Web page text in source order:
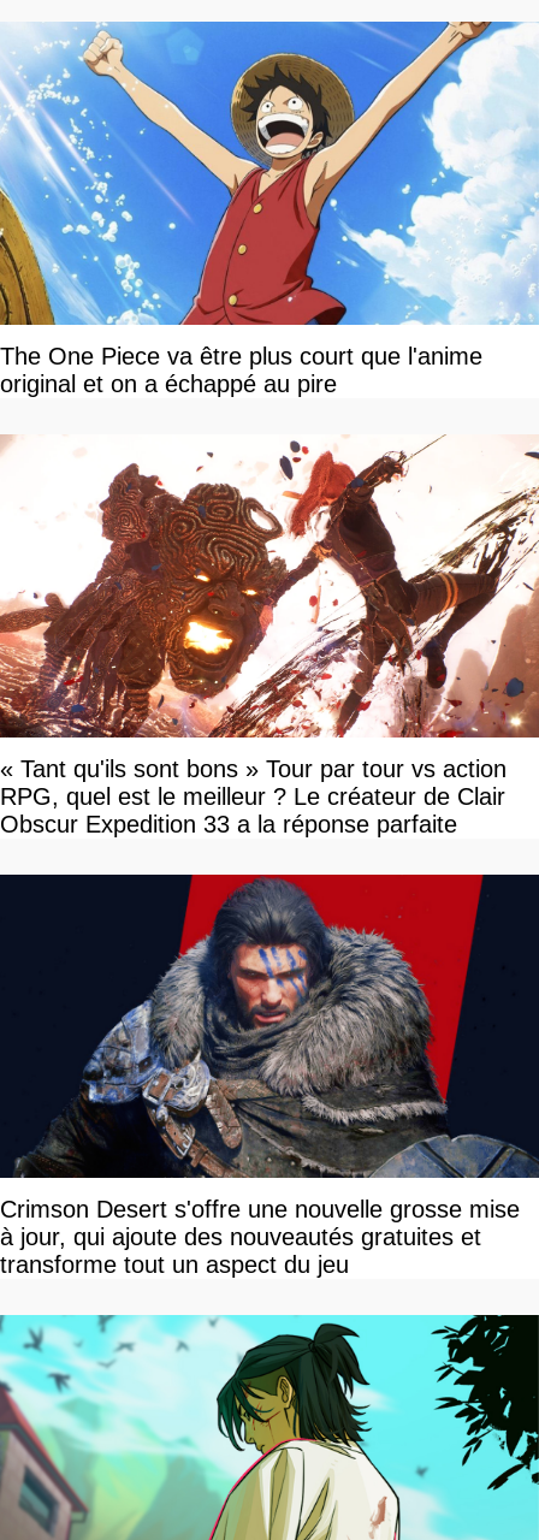
The One Piece va être plus court que l'anime
original et on a échappé au pire
« Tant qu'ils sont bons » Tour par tour vs action
RPG, quel est le meilleur ? Le créateur de Clair
Obscur Expedition 33 a la réponse parfaite
Crimson Desert s'offre une nouvelle grosse mise
à jour, qui ajoute des nouveautés gratuites et
transforme tout un aspect du jeu